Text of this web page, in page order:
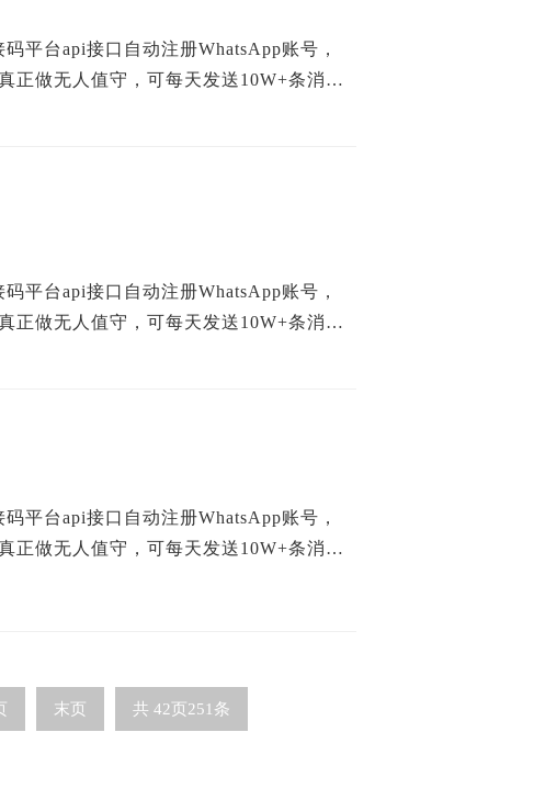
平台api接口自动注册WhatsApp账号，
正做无人值守，可每天发送10W+条消
平台api接口自动注册WhatsApp账号，
正做无人值守，可每天发送10W+条消
平台api接口自动注册WhatsApp账号，
正做无人值守，可每天发送10W+条消
末页 共 42页251 条